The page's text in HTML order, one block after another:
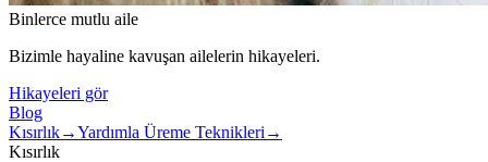
Binlerce mutlu aile
Bizimle hayaline kavuşan ailelerin hikayeleri.
Hikayeleri gör
Blog
Kısırlık→Yardımla Üreme Teknikleri →
Kısırlık